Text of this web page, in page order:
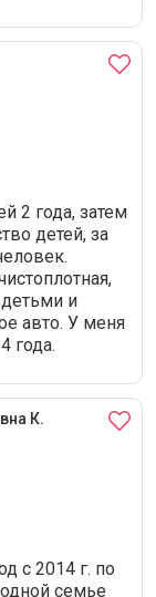
2 года, затем
детей, за
детьми и
авто. У меня
года.
К.
с 2014 г. по
семье